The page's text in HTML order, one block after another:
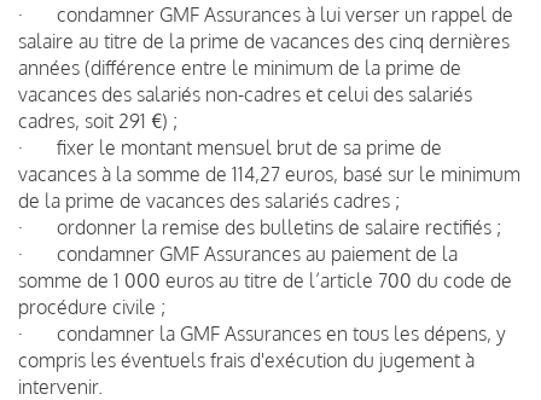
· condamner GMF Assurances à lui verser un rappel de
salaire au titre de la prime de vacances des cinq dernières
années (différence entre le minimum de la prime de
vacances des salariés non-cadres et celui des salariés
cadres, soit 291 €) ;
· fixer le montant mensuel brut de sa prime de
vacances à la somme de 114,27 euros, basé sur le minimum
de la prime de vacances des salariés cadres ;
· ordonner la remise des bulletins de salaire rectifiés ;
· condamner GMF Assurances au paiement de la
somme de 1 000 euros au titre de l’article 700 du code de
procédure civile ;
· condamner la GMF Assurances en tous les dépens, y
compris les éventuels frais d'exécution du jugement à
intervenir.